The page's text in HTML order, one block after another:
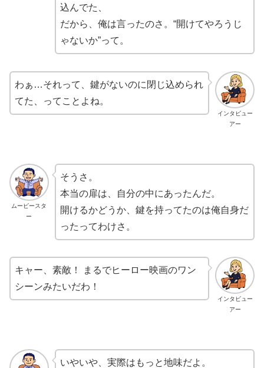
込んでた、
だから、俺は言ったのさ。“開けてやろうじ
ゃないか”って。
インタビュー
アー
わぁ…それって、鍵がないのに閉じ込められ
てた、ってことよね。
ムービースタ
ー
そうさ。
本当の扉は、自分の中にあったんだ。
開けるかどうか、鍵を持ってたのは俺自身だ
ったってわけさ。
インタビュー
アー
キャー、素敵！ まるでヒーロー映画のワン
シーンみたいだわ！
いやいや、実際はもっと地味だよ。